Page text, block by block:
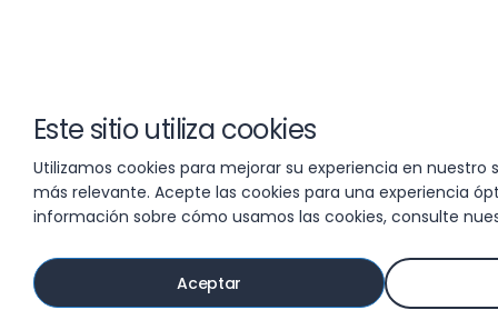
Este sitio utiliza cookies
Utilizamos cookies para mejorar su experiencia en
más relevante. Acepte las cookies para una experiencia
información sobre cómo usamos las cookies, consulte
Aceptar